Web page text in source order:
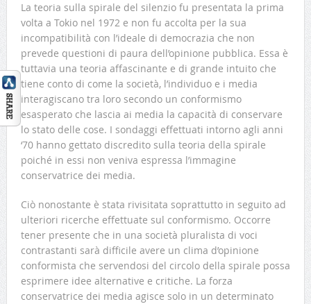
La teoria sulla spirale del silenzio fu presentata la prima
volta a Tokio nel 1972 e non fu accolta per la sua
incompatibilità con l’ideale di democrazia che non
prevede questioni di paura dell’opinione pubblica. Essa è
tuttavia una teoria affascinante e di grande intuito che
tiene conto di come la società, l’individuo e i media
interagiscano tra loro secondo un conformismo
esasperato che lascia ai media la capacità di conservare
lo stato delle cose. I sondaggi effettuati intorno agli anni
‘70 hanno gettato discredito sulla teoria della spirale
poiché in essi non veniva espressa l’immagine
conservatrice dei media.
Ciò nonostante è stata rivisitata soprattutto in seguito ad
ulteriori ricerche effettuate sul conformismo. Occorre
tener presente che in una società pluralista di voci
contrastanti sarà difficile avere un clima d’opinione
conformista che servendosi del circolo della spirale possa
esprimere idee alternative e critiche. La forza
conservatrice dei media agisce solo in un determinato